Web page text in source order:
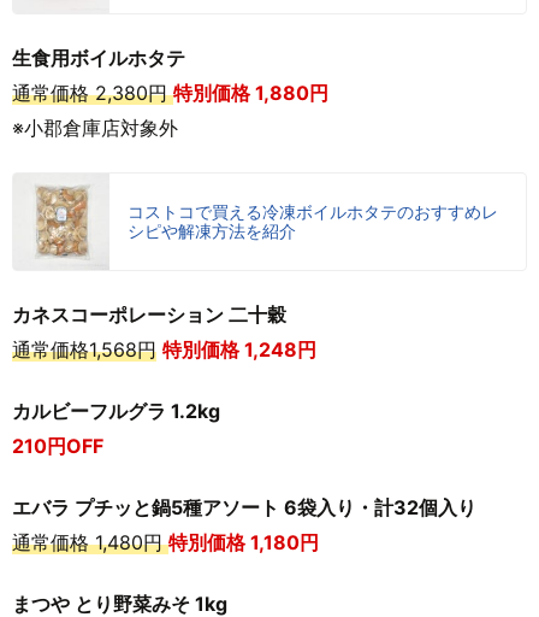
生食用ボイルホタテ
通常価格 2,380円特別価格 1,880円
※小郡倉庫店対象外
コストコで買える冷凍ボイルホタテのおすすめレ
シピや解凍方法を紹介
カネスコーポレーション 二十穀
通常価格1,568円 特別価格 1,248円
カルビーフルグラ 1.2kg
210円OFF
エバラ プチッと鍋5種アソート 6袋入り・計32個入り
通常価格 1,480円特別価格 1,180円
まつや とり野菜みそ 1kg